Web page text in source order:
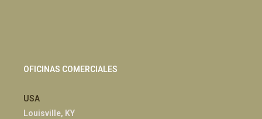
OFICINAS COMERCIALES
USA
Louisville, KY